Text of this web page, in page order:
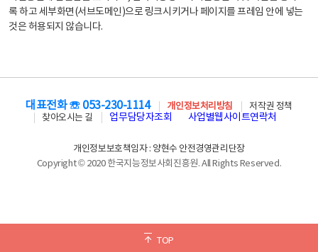
록 하고 세부화면(서브도메인)으로 링크시키거나 페이지를 프레임 안에 넣는
것은 허용되지 않습니다.
TOP
대표전화 ☏ 053-230-1114 개인정보처리방침
저작권 정책
찾아오시는 길
업무담당자조회 사업별웹사이트연락처
개인정보보호책임자 : 양현수 안전경영관리단장
Copyright © 2020 한국지능정보사회진흥원. All Rights Reserved.